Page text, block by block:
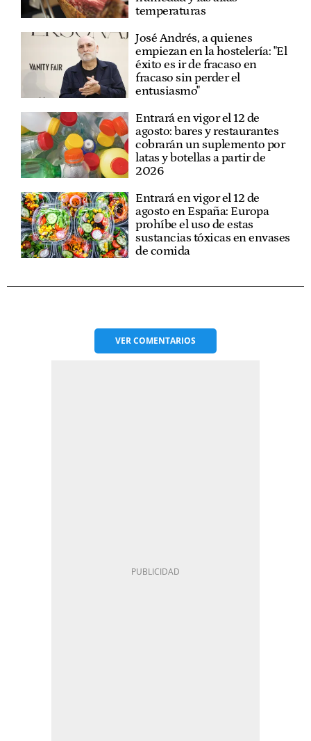
temperaturas
José Andrés, a quienes
empiezan en la hostelería: "El
éxito es ir de fracaso en
fracaso sin perder el
entusiasmo"
Entrará en vigor el 12 de
agosto: bares y restaurantes
cobrarán un suplemento por
latas y botellas a partir de
2026
Entrará en vigor el 12 de
agosto en España: Europa
prohíbe el uso de estas
sustancias tóxicas en envases
de comida
VERCOMENTARIOS